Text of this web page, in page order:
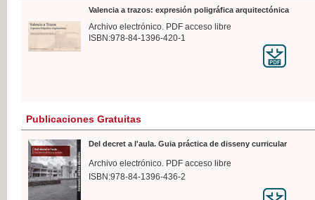
Valencia a trazos: expresión poligráfica arquitectónica
Archivo electrónico. PDF acceso libre
ISBN:978-84-1396-420-1
Publicaciones Gratuitas
Del decret a l'aula. Guia práctica de disseny curricular
Archivo electrónico. PDF acceso libre
ISBN:978-84-1396-436-2